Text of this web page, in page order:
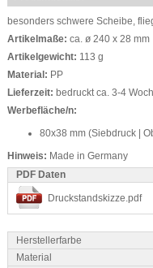
besonders schwere Scheibe,
Artikelmaße: ca. ø 240 x 28 mm
Artikelgewicht: 113 g
Material: PP
Lieferzeit: bedruckt ca. 3-4
Werbefläche/n:
80x38 mm (Siebdruck |
Hinweis: Made in Germany
PDF Daten
Druckstandskizze.pdf
Herstellerfarbe
Material